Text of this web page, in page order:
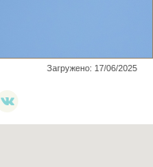
Загружено: 17/06/2025